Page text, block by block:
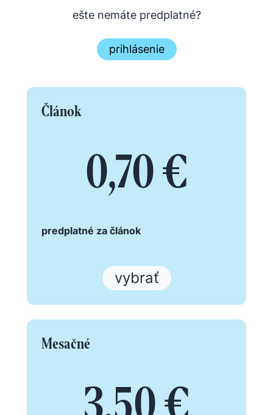
ešte nemáte predplatné?
prihlásenie
Článok
0,70 €
predplatné za článok
vybrať
Mesačné